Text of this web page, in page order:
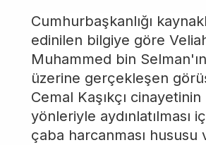
Cumhurbaşkanlığı
edinilen bilgiye göre
Muhammed bin
üzerine gerçekleşen
Cemal Kaşıkçı
yönleriyle aydınlatılması
çaba harcanması hususu